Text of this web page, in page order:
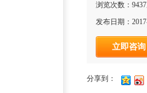
浏览次数：
发布日期：
立即咨询
分享到：